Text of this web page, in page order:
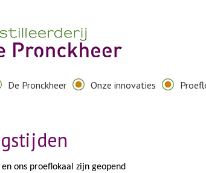
De Pronckheer Onze innovaties
ons proeflokaal zijn geopend